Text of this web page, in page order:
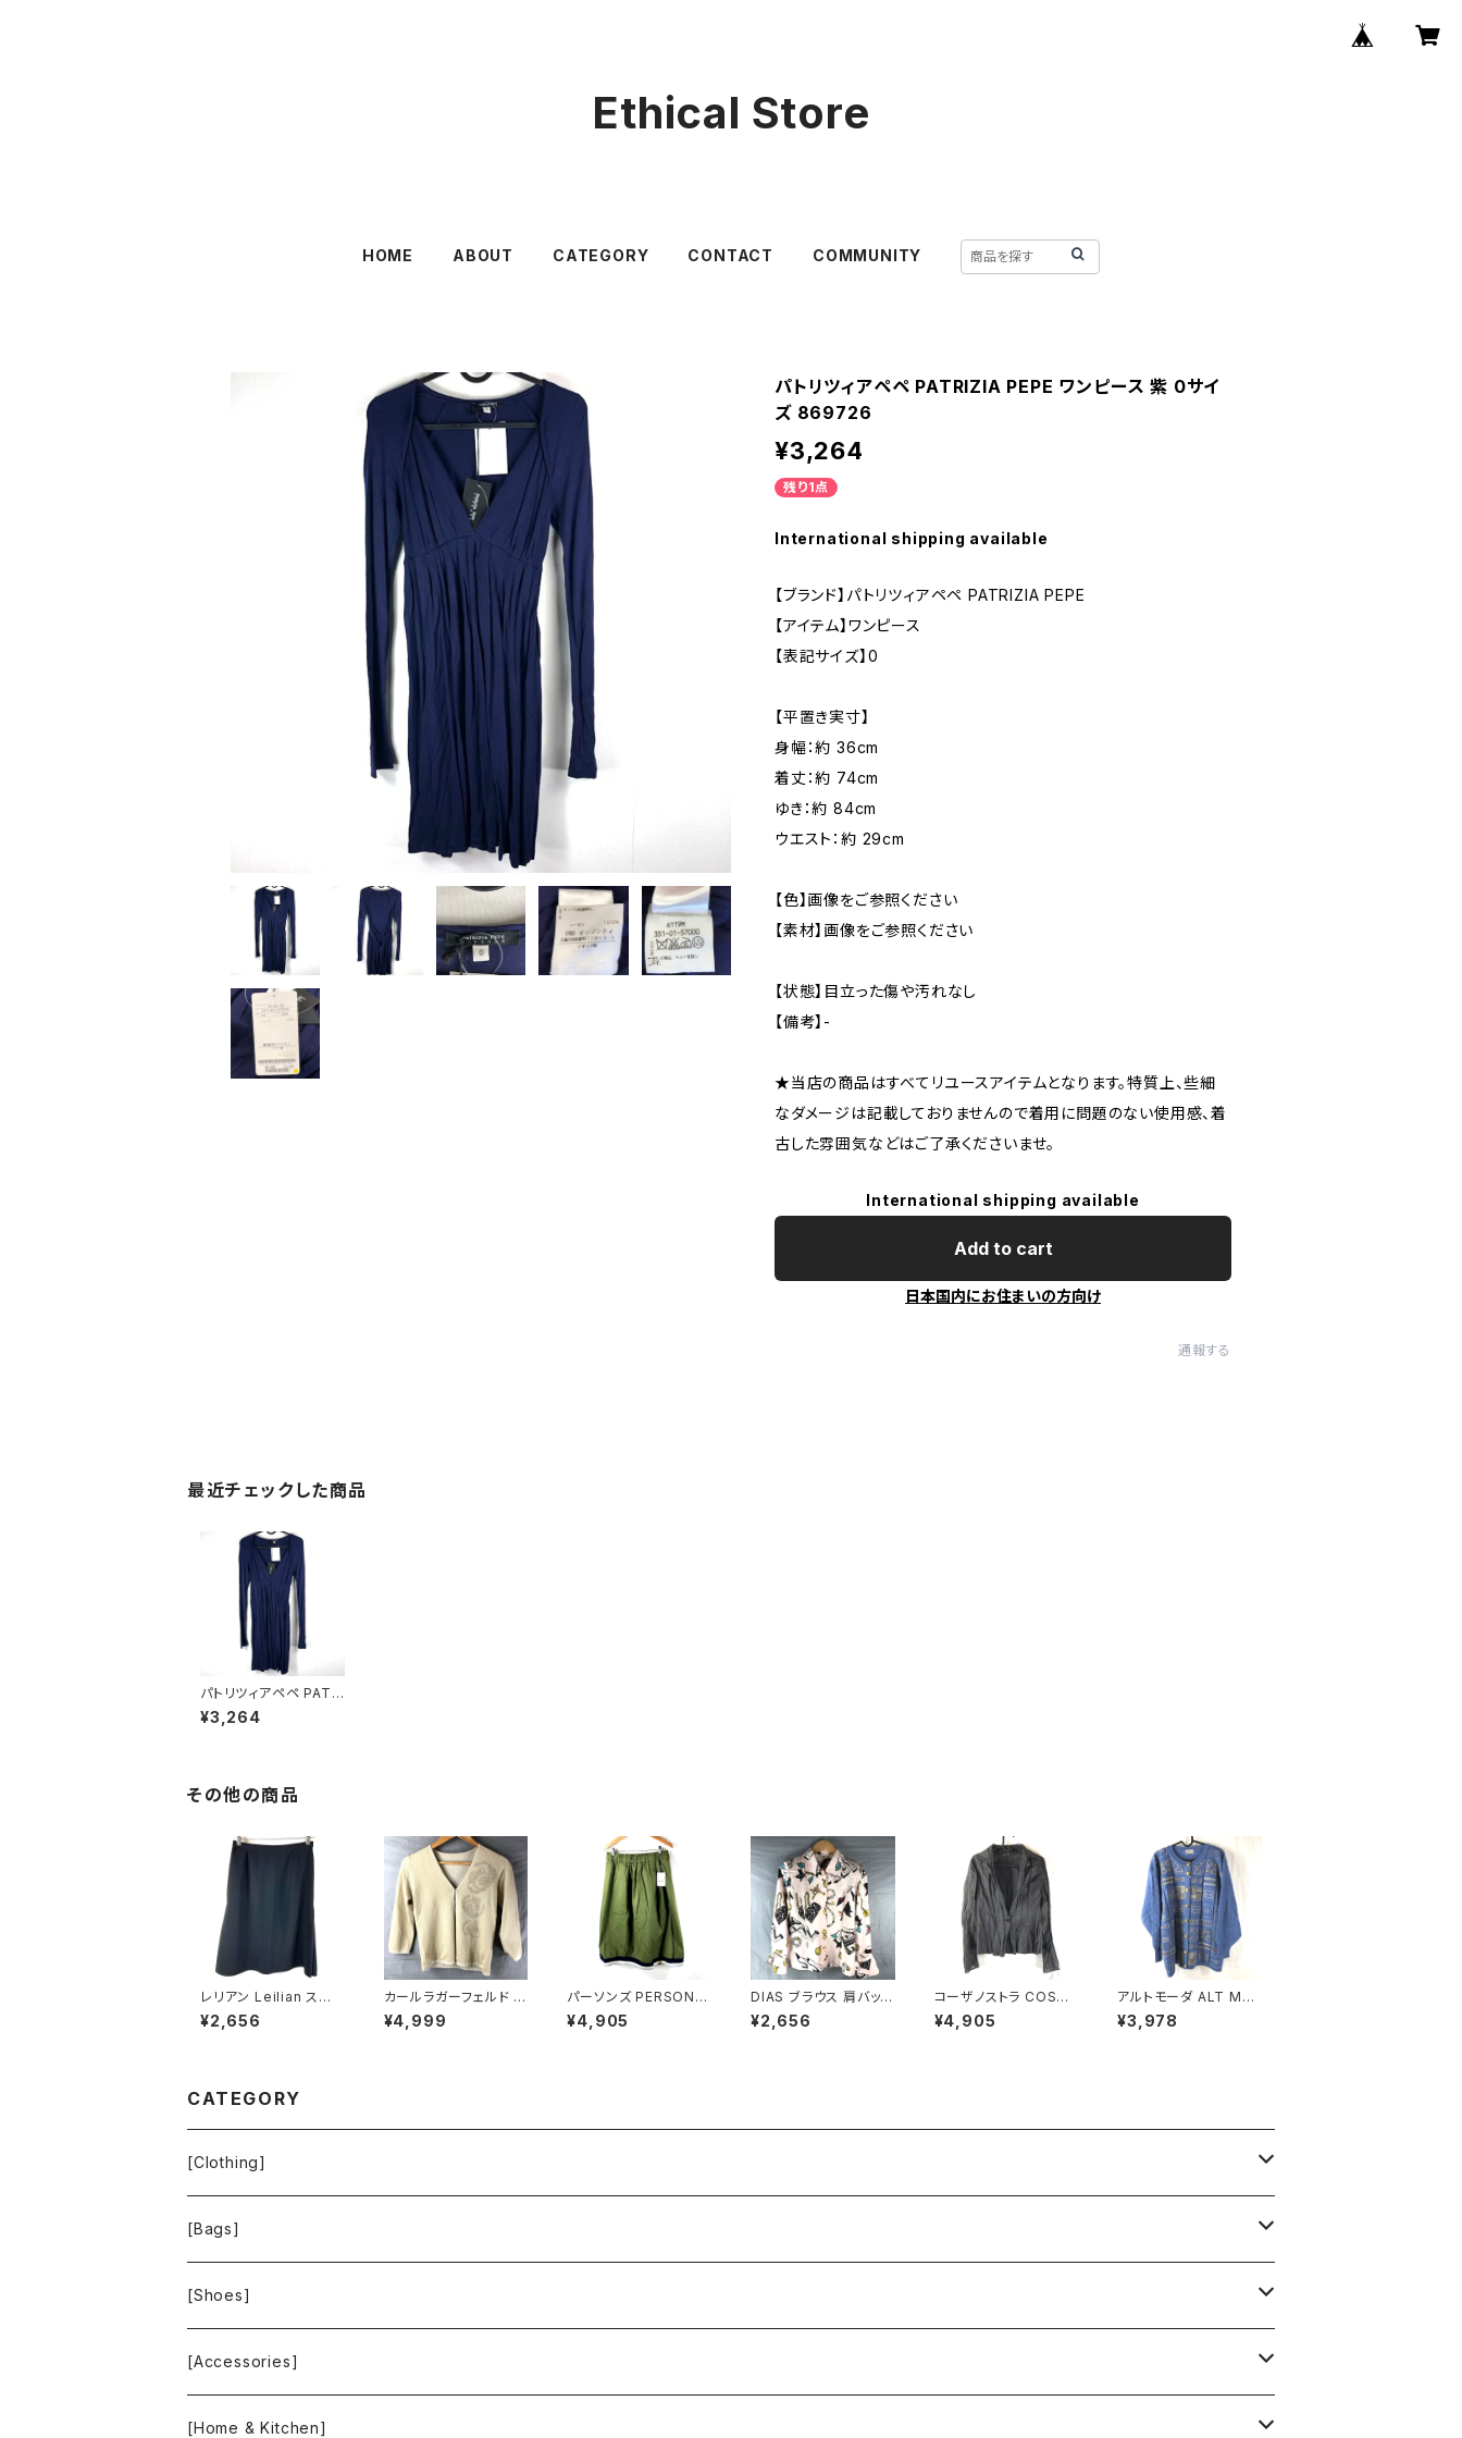
Ethical Store
HOME ABOUT CATEGORY CONTACT COMMUNITY
パトリツィアペペ PATRIZIA PEPE ワンピース 紫 0サイ
ズ 869726
¥3,264
残り1点
International shipping available
【ブランド】パトリツィアペペ PATRIZIA PEPE
【アイテム】ワンピース
【表記サイズ】0
【平置き実寸】
身幅：約 36cm
着丈：約 74cm
ゆき：約 84cm
ウエスト：約 29cm
【色】画像をご参照ください
【素材】画像をご参照ください
【状態】目立った傷や汚れなし
【備考】-
★当店の商品はすべてリユースアイテムとなります。特質上、些細
なダメージは記載しておりませんので着用に問題のない使用感、着
古した雰囲気などはご了承くださいませ。
International shipping available
Add to cart
日本国内にお住まいの方向け
通報する
最近チェックした商品
パトリツィアペペ PATR
IZIA PEPE ワンピース
紫 0サイズ 869726
¥3,264
その他の商品
レリアン Leilian スカ
ート サイドプリーツ 裏
地付き 日本製 サイドフ
¥2,656
カールラガーフェルド K
ARL LAGERFELD カ
ーディガン 花 ラメ 一つ
¥4,999
パーソンズ PERSON'S
スカート ロング タグ付
き 両サイドポケット ブラ
¥4,905
DIAS ブラウス 肩バット
長袖 袖フリル 金ボタン
東京ブラウス アクセサ
¥2,656
コーザノストラ COSA-
NOSTRA カットソー 長
袖 シースルー 絹 スリッ
¥4,905
アルトモーダ ALT MO
DER カーディガン 金ボ
タン ニット 青系 Fサイ
¥3,978
CATEGORY
[Clothing]
Krochet Kids International
[Bags]
BAGGU
FOOD TEXTILE
INCASE
[Shoes]
TOMS
[Accessories]
ALEX AND ANI
[Home & Kitchen]